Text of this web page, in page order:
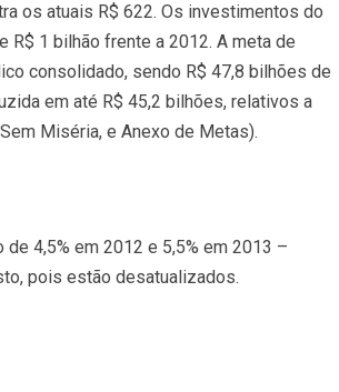
os atuais R$ 622. Os investimentos do
R$ 1 bilhão frente a 2012. A meta de
consolidado, sendo R$ 47,8 bilhões de
em até R$ 45,2 bilhões, relativos a
Miséria, e Anexo de Metas).
4,5% em 2012 e 5,5% em 2013 –
pois estão desatualizados.